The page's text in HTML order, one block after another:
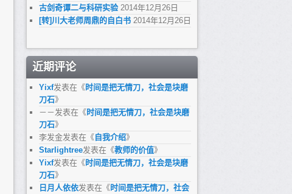
古剑奇谭二与科研实验 2014年12月26日
[转]川大老师周鼎的自白书 2014年12月26日
近期评论
Yixf发表在《 时间是把无情刀，社会是块磨
刀石》
－－发表在《 时间是把无情刀，社会是块磨
刀石》
李发金发表在《 自我介绍》
Starlightree发表在《教师的价值》
Yixf发表在《 时间是把无情刀，社会是块磨
刀石》
日月人依依发表在《 时间是把无情刀，社会